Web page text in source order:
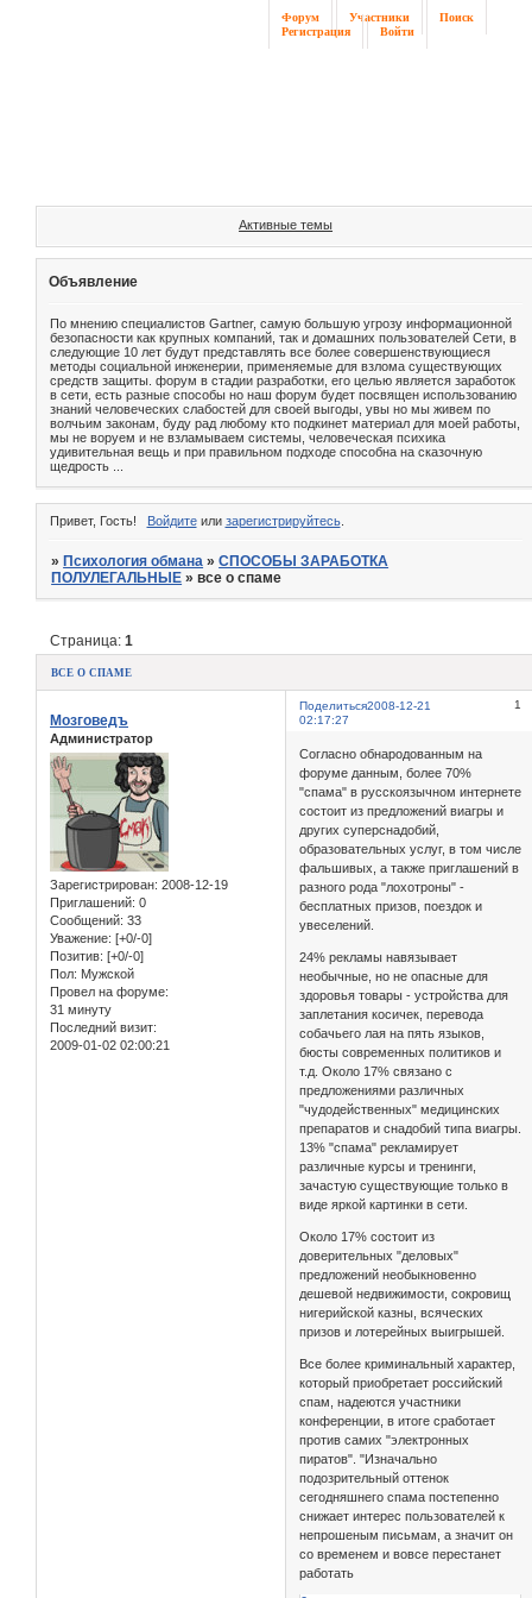
Форум Участники
Поиск
Регистрация
Войти
Активные темы
Объявление
По мнению специалистов Gartner, самую большую угрозу информационной
безопасности как крупных компаний, так и домашних пользователей Сети, в
следующие 10 лет будут представлять все более совершенствующиеся
методы социальной инженерии, применяемые для взлома существующих
средств защиты. форум в стадии разработки, его целью является заработок
в сети, есть разные способы но наш форум будет посвящен использованию
знаний человеческих слабостей для своей выгоды, увы но мы живем по
волчьим законам, буду рад любому кто подкинет материал для моей работы,
мы не воруем и не взламываем системы, человеческая психика
удивительная вещь и при правильном подходе способна на сказочную
щедрость ...
Привет, Гость! Войдитеили зарегистрируйтесь.
» Психология обмана »СПОСОБЫ ЗАРАБОТКА
ПОЛУЛЕГАЛЬНЫЕ »все о спаме
все о спаме
Страница:1
Поделиться 1
2008-12-21
02:17:27
Мозговедъ
Администратор
Зарегистрирован: 2008-12-19
Приглашений: 0
Сообщений: 33
Уважение: [+0/-0]
Позитив: [+0/-0]
Пол: Мужской
Провел на форуме:
31 минуту
Последний визит:
2009-01-02 02:00:21
Согласно обнародованным на
форуме данным, более 70%
"спама" в русскоязычном интернете
состоит из предложений виагры и
других суперснадобий,
образовательных услуг, в том числе
фальшивых, а также приглашений в
разного рода "лохотроны" -
бесплатных призов, поездок и
увеселений.
24% рекламы навязывает
необычные, но не опасные для
здоровья товары - устройства для
заплетания косичек, перевода
собачьего лая на пять языков,
бюсты современных политиков и
т.д. Около 17% связано с
предложениями различных
"чудодейственных" медицинских
препаратов и снадобий типа виагры.
13% "спама" рекламирует
различные курсы и тренинги,
зачастую существующие только в
виде яркой картинки в сети.
Около 17% состоит из
доверительных "деловых"
предложений необыкновенно
дешевой недвижимости, сокровищ
нигерийской казны, всяческих
призов и лотерейных выигрышей.
Все более криминальный характер,
который приобретает российский
спам, надеются участники
конференции, в итоге сработает
против самих "электронных
пиратов". "Изначально
подозрительный оттенок
сегодняшнего спама постепенно
снижает интерес пользователей к
непрошеным письмам, а значит он
со временем и вовсе перестанет
работать